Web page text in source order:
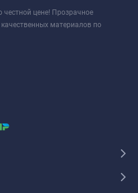
цене! Прозрачное
материалов по